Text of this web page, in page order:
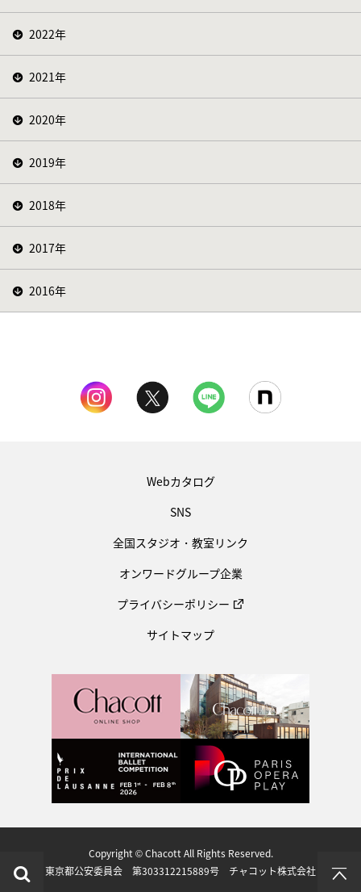
2022年
2021年
2020年
2019年
2018年
2017年
2016年
Webカタログ
SNS
全国スタジオ・教室リンク
オンワードグループ企業
プライバシーポリシー
サイトマップ
Copyright © Chacott All Rights Reserved.
東京都公安委員会 第303312215889号 チャコット株式会社